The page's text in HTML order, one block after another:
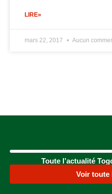
LIRE»
mars 22, 2017 Aucun
Toute l’actualité
Voir toute